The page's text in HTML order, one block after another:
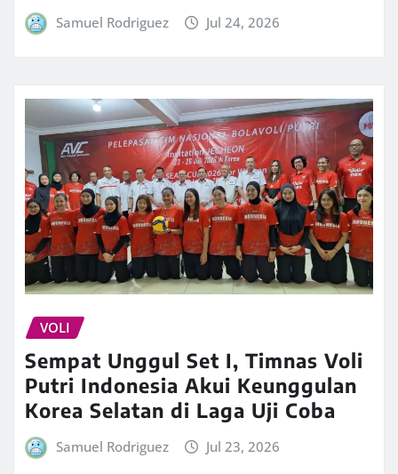
Samuel Rodriguez Jul 24, 2026
VOLI
Sempat Unggul Set I, Timnas Voli
Putri Indonesia Akui Keunggulan
Korea Selatan di Laga Uji Coba
Samuel Rodriguez Jul 23, 2026